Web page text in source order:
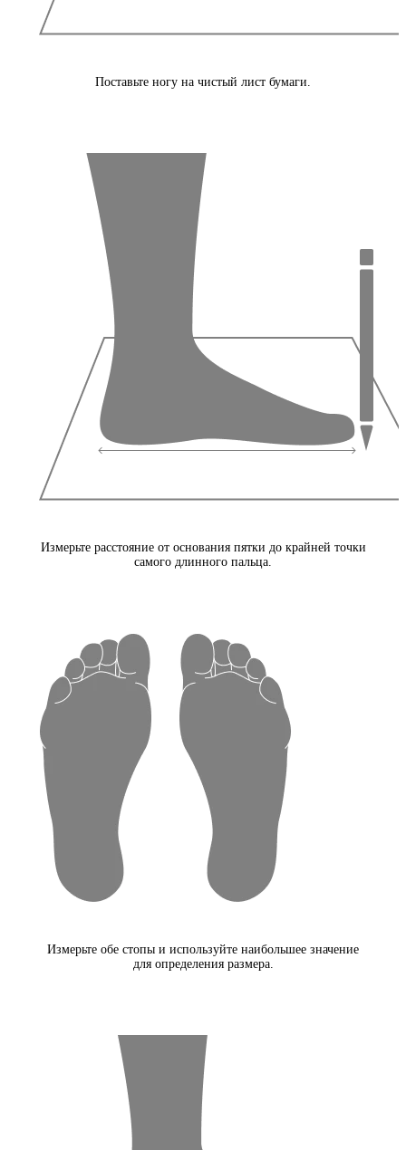
Поставьте ногу на чистый лист бумаги.
Измерьте расстояние от основания пятки до крайней точки
самого длинного пальца.
Измерьте обе стопы и используйте наибольшее значение
для определения размера.